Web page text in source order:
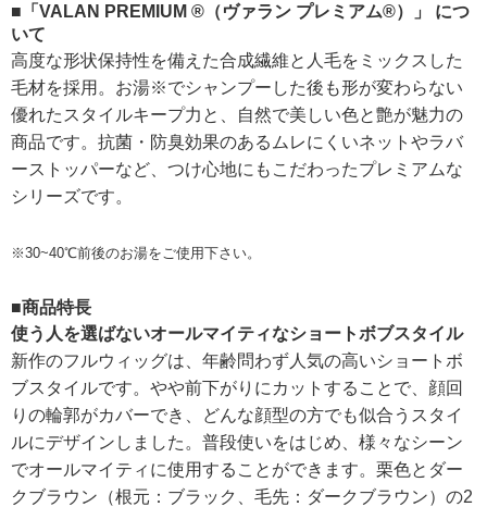
■「VALAN PREMIUM ®（ヴァラン プレミアム®）」 につ
いて
高度な形状保持性を備えた合成繊維と人毛をミックスした
毛材を採用。お湯※でシャンプーした後も形が変わらない
優れたスタイルキープ力と、自然で美しい色と艶が魅力の
商品です。抗菌・防臭効果のあるムレにくいネットやラバ
ーストッパーなど、つけ心地にもこだわったプレミアムな
シリーズです。
※30~40℃前後のお湯をご使用下さい。
■商品特長
使う人を選ばないオールマイティなショートボブスタイル
新作のフルウィッグは、年齢問わず人気の高いショートボ
ブスタイルです。やや前下がりにカットすることで、顔回
りの輪郭がカバーでき、どんな顔型の方でも似合うスタイ
ルにデザインしました。普段使いをはじめ、様々なシーン
でオールマイティに使用することができます。栗色とダー
クブラウン（根元：ブラック、毛先：ダークブラウン）の2